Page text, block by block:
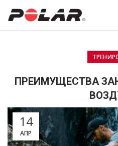
ПРЕИМУЩЕСТВА
14
АПР